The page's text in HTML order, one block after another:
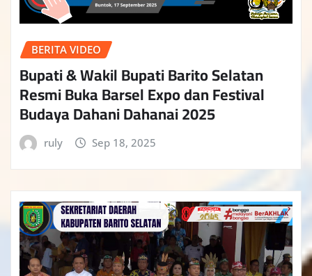
BERITA VIDEO
Bupati & Wakil Bupati Barito Selatan
Resmi Buka Barsel Expo dan Festival
Budaya Dahani Dahanai 2025
ruly Sep 18, 2025